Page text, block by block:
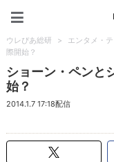
ウレぴあ総研 > エンタメ・
際開始？
ショーン・ペンと
始？
2014.1.7 17:18配信